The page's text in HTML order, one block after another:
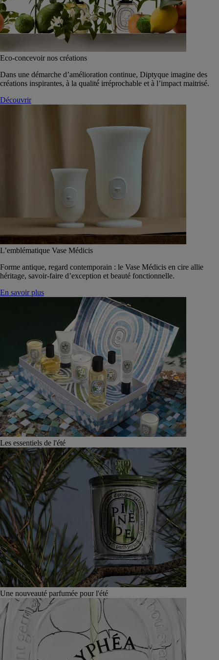
Eco-concevoir nos créations
Dans une démarche d’amélioration continue, Diptyque imagine des
créations inspirantes, à la qualité́ irréprochable et à l’impact maitrisé.
Découvrir
L’emblématique Vase Médicis
Forme antique, regard contemporain : le Vase Médicis en cire allie
héritage, savoir-faire d’exception et beauté fonctionnelle.
En savoir plus
Les essentiels de l'été
Une nouveauté parfumée pour l'été